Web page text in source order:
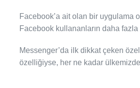
Facebook’a ait olan bir uygulama
Facebook kullananların daha
Messenger’da ilk dikkat çeken
özelliğiyse, her ne kadar